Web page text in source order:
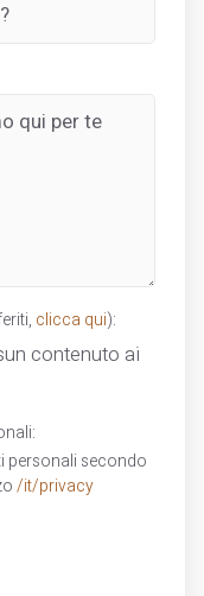
clicca qui):
contenuto ai
personali secondo
/it/privacy